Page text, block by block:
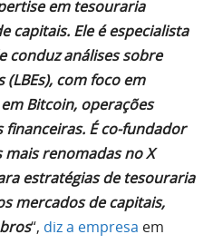
em tesouraria
capitais. Ele é especialista
conduz análises sobre
com foco em
Bitcoin, operações
É co-fundador
renomadas no X
estratégias de tesouraria
mercados de capitais,
“, diz a empresa em